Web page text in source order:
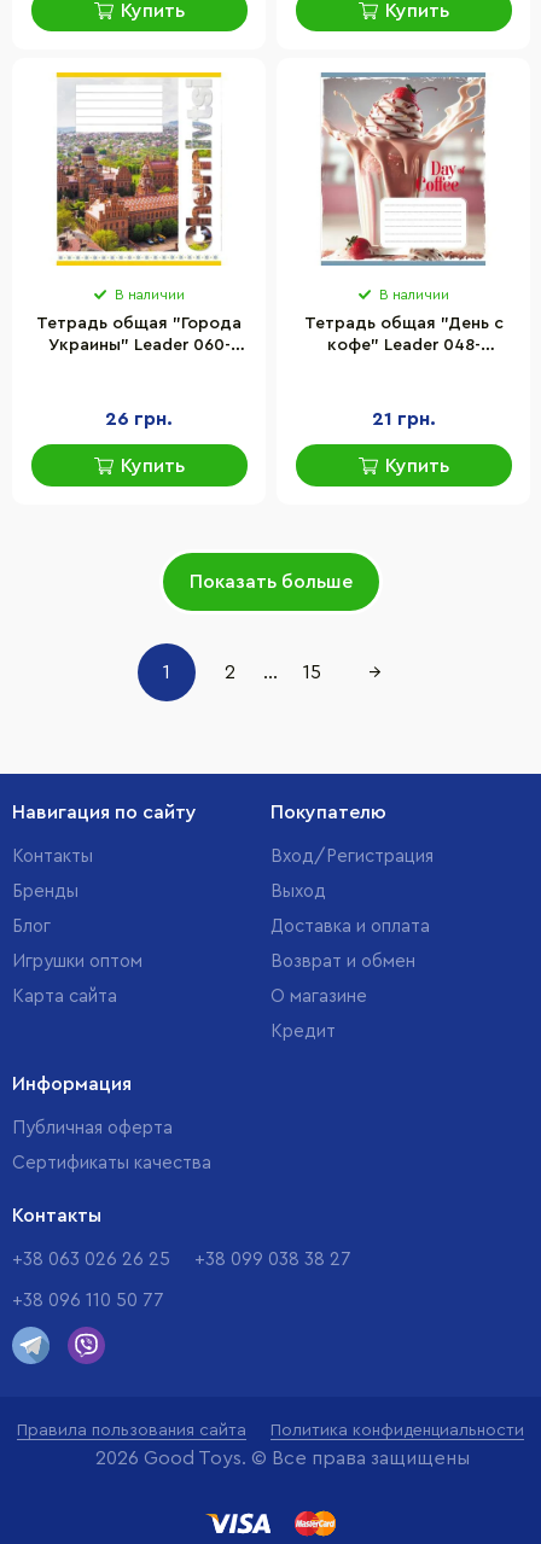
Купить Купить
В наличии
Тетрадь общая "Города
Украины" Leader 060-
26 грн.
Купить
В наличии
Тетрадь общая "День с
кофе" Leader 048-
21 грн.
Купить
Показать больше
1 2 ... 15 →
Навигация по сайту
Контакты
Бренды
Блог
Игрушки оптом
Карта сайта
Покупателю
Вход/Регистрация
Выход
Доставка и оплата
Возврат и обмен
О магазине
Кредит
Информация
Публичная оферта
Сертификаты качества
Контакты
+38 063 026 26 25 +38 099 038 38 27
+38 096 110 50 77
Правила пользования сайта Политика конфиденциальности
2026 Good Toys. © Все права защищены